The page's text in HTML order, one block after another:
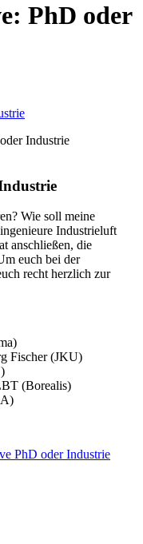
PhD oder
Industrie
Wie soll meine
Industrieluft
anschließen, die
euch bei der
recht herzlich zur
Fischer (JKU)
(Borealis)
PhD oder Industrie